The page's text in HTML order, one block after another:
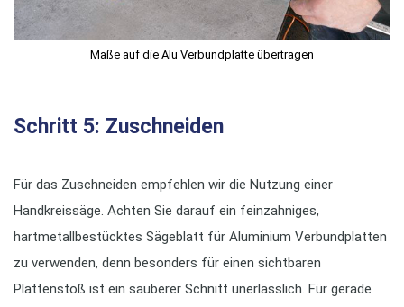
Maße auf die Alu Verbundplatte übertragen
Schritt 5: Zuschneiden
Für das Zuschneiden empfehlen wir die Nutzung einer
Handkreissäge. Achten Sie darauf ein feinzahniges,
hartmetallbestücktes Sägeblatt für Aluminium Verbundplatten
zu verwenden, denn besonders für einen sichtbaren
Plattenstoß ist ein sauberer Schnitt unerlässlich. Für gerade